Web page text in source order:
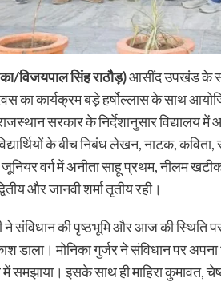
विजयपाल सिंह राठौड़)आसींद उपखंड के
का कार्यक्रम बड़े हर्षोल्लास के साथ
सरकार के निर्देशानुसार विद्यालय में
के बीच निबंध लेखन, नाटक,
वर्ग में अनीता साहू प्रथम, नीलम
और जानवी शर्मा तृतीय रही।
ने संविधान की पृष्ठभूमि और आज की स्थिति
डाला। मोनिका गुर्जर ने संविधान पर
समझाया। इसके साथ ही माहिरा कुमावत,